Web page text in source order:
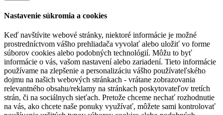
Nastavenie súkromia a cookies
Keď navštívite webové stránky, niektoré informácie je možné
prostredníctvom vášho prehliadača vyvolať alebo uložiť vo forme
súborov cookies alebo podobných technológií. Môžu to byť
informácie o vás, vašom nastavení alebo zariadení. Tieto informácie
používame na zlepšenie a personalizáciu vášho používateľského
dojmu na našich webových stránkach - vrátane zobrazovania
relevantného obsahu/reklamy na stránkach poskytovateľov tretích
strán, či na sociálnych sieťach. Pretože chceme nechať rozhodnutie
na vás, ako chcete naše ponuky využívať, môžete sami kontrolovať